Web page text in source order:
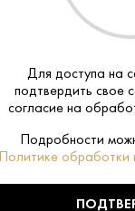
Для доступа на
подтвердить свое
согласие на
Подробности
Политике обработки